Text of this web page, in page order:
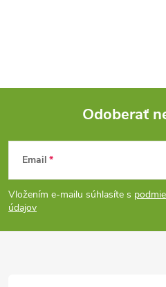
Z
á
p
Odoberať
Email
Vložením e-mailu súhlasíte s
údajov